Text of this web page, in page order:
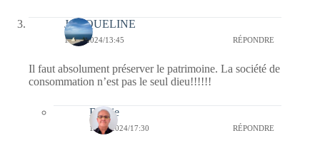
JACQUELINE
19/09/2024/13:45 RÉPONDRE
Il faut absolument préserver le patrimoine. La société de
consommation n’est pas le seul dieu!!!!!!
Bernie
19/09/2024/17:30 RÉPONDRE